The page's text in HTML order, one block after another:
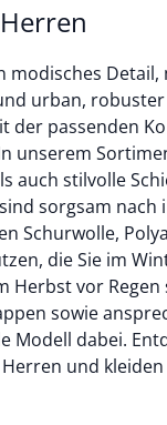
Detail,
urban,
der passenden
unserem
auch stilvolle
sorgsam
Schurwolle,
die Sie im
Herbst vor
sowie
Modell dabei.
und